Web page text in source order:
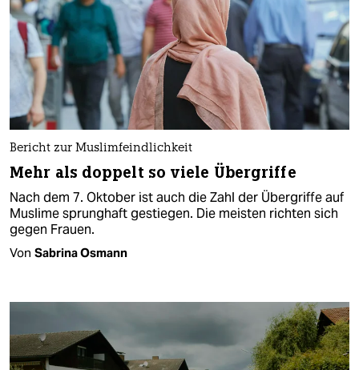
Bericht zur Muslimfeindlichkeit
Mehr als doppelt so viele Übergriffe
Nach dem 7. Oktober ist auch die Zahl der Übergriffe auf
Muslime sprunghaft gestiegen. Die meisten richten sich
gegen Frauen.
Von Sabrina Osmann